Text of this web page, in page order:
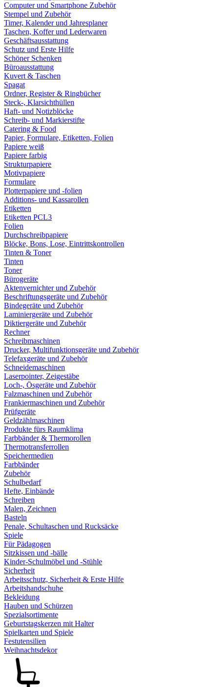
Computer und Smartphone Zubehör
Stempel und Zubehör
Timer, Kalender und Jahresplaner
Taschen, Koffer und Lederwaren
Geschäftsausstattung
Schutz und Erste Hilfe
Schöner Schenken
Büroausstattung
Kuvert & Taschen
Spagat
Ordner, Register & Ringbücher
Steck-, Klarsichthüllen
Haft- und Notizblöcke
Schreib- und Markierstifte
Catering & Food
Papier, Formulare, Etiketten, Folien
Papiere weiß
Papiere farbig
Strukturpapiere
Motivpapiere
Formulare
Plotterpapiere und -folien
Additions- und Kassarollen
Etiketten
Etiketten PCL3
Folien
Durchschreibpapiere
Blöcke, Bons, Lose, Eintrittskontrollen
Tinten & Toner
Tinten
Toner
Bürogeräte
Aktenvernichter und Zubehör
Beschriftungsgeräte und Zubehör
Bindegeräte und Zubehör
Laminiergeräte und Zubehör
Diktiergeräte und Zubehör
Rechner
Schreibmaschinen
Drucker, Multifunktionsgeräte und Zubehör
Telefaxgeräte und Zubehör
Schneidemaschinen
Laserpointer, Zeigestäbe
Loch-, Ösgeräte und Zubehör
Falzmaschinen und Zubehör
Frankiermaschinen und Zubehör
Prüfgeräte
Geldzählmaschinen
Produkte fürs Raumklima
Farbbänder & Thermorollen
Thermotransferrollen
Speichermedien
Farbbänder
Zubehör
Schulbedarf
Hefte, Einbände
Schreiben
Malen, Zeichnen
Basteln
Penale, Schultaschen und Rucksäcke
Spiele
Für Pädagogen
Sitzkissen und -bälle
Kinder-Schulmöbel und -Stühle
Sicherheit
Arbeitsschutz, Sicherheit & Erste Hilfe
Arbeitshandschuhe
Bekleidung
Hauben und Schürzen
Spezialsortimente
Geburtstagskerzen mit Halter
Spielkarten und Spiele
Festutensilien
Weihnachtsdekor